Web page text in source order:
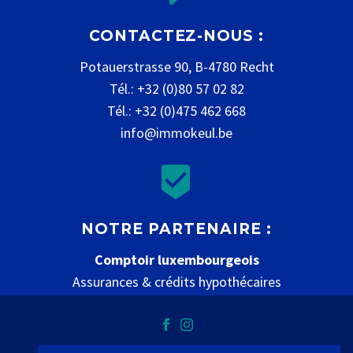
CONTACTEZ-NOUS :
Potauerstrasse 90, B-4780 Recht
Tél.: +32 (0)80 57 02 82
Tél.: +32 (0)475 462 668
info@immokeul.be


NOTRE PARTENAIRE :
Comptoir luxembourgeois
Assurances & crédits hypothécaires